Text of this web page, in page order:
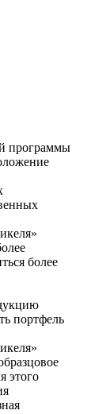
программы
более
портфель
этого